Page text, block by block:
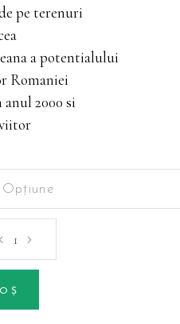
pe terenuri
a potentialului
Romaniei
2000 si